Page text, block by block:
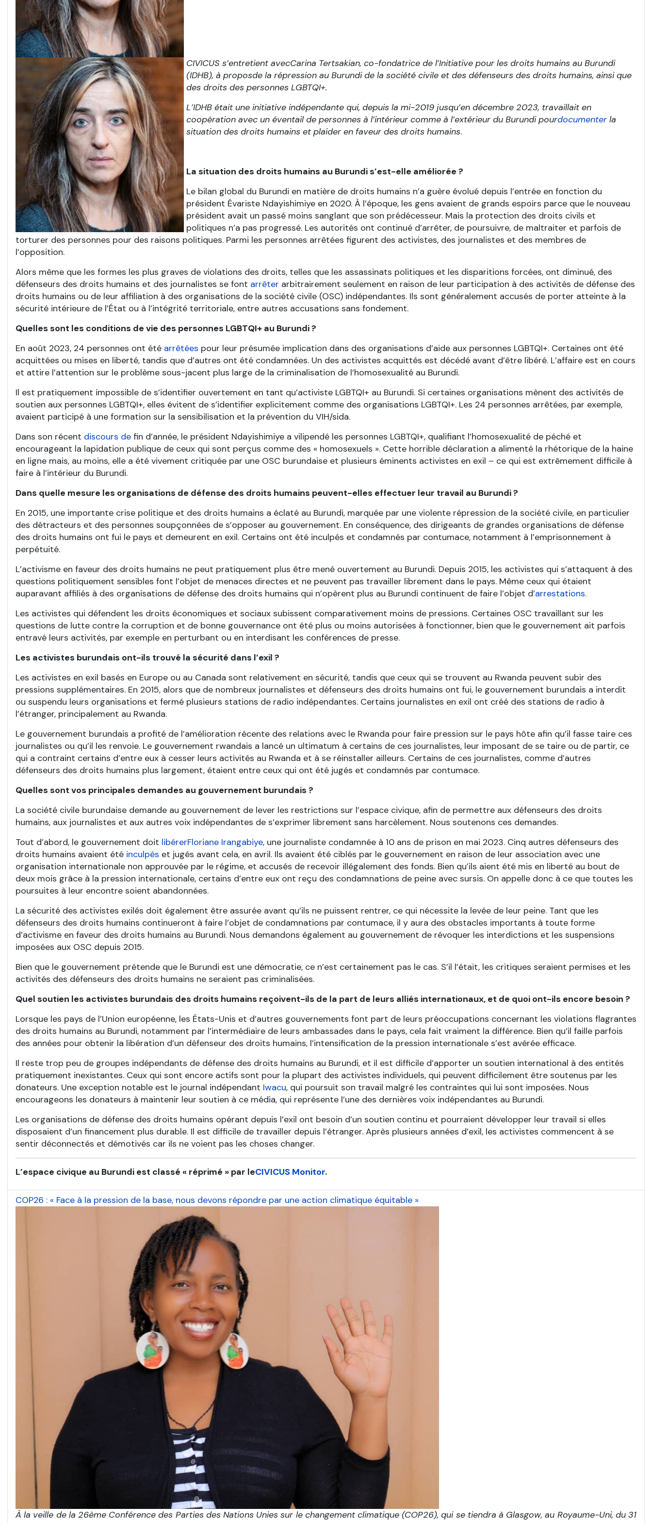
CIVICUS s’entretient avecCarina Tertsakian, co-fondatrice de l’Initiative pour les droits humains au Burundi
(IDHB), à proposde la répression au Burundi de la société civile et des défenseurs des droits humains, ainsi que
des droits des personnes LGBTQI+.
L’IDHB était une initiative indépendante qui, depuis la mi-2019 jusqu’en décembre 2023, travaillait en
coopération avec un éventail de personnes à l’intérieur comme à l’extérieur du Burundi pourdocumenter la
situation des droits humains et plaider en faveur des droits humains.
La situation des droits humains au Burundi s’est-elle améliorée ?
Le bilan global du Burundi en matière de droits humains n’a guère évolué depuis l’entrée en fonction du
président Évariste Ndayishimiye en 2020. À l’époque, les gens avaient de grands espoirs parce que le nouveau
président avait un passé moins sanglant que son prédécesseur. Mais la protection des droits civils et
politiques n’a pas progressé. Les autorités ont continué d’arrêter, de poursuivre, de maltraiter et parfois de
torturer des personnes pour des raisons politiques. Parmi les personnes arrêtées figurent des activistes, des journalistes et des membres de
l’opposition.
Alors même que les formes les plus graves de violations des droits, telles que les assassinats politiques et les disparitions forcées, ont diminué, des
défenseurs des droits humains et des journalistes se font arrêter arbitrairement seulement en raison de leur participation à des activités de défense des
droits humains ou de leur affiliation à des organisations de la société civile (OSC) indépendantes. Ils sont généralement accusés de porter atteinte à la
sécurité intérieure de l’État ou à l’intégrité territoriale, entre autres accusations sans fondement.
Quelles sont les conditions de vie des personnes LGBTQI+ au Burundi ?
En août 2023, 24 personnes ont été arrêtées pour leur présumée implication dans des organisations d’aide aux personnes LGBTQI+. Certaines ont été
acquittées ou mises en liberté, tandis que d’autres ont été condamnées. Un des activistes acquittés est décédé avant d’être libéré. L’affaire est en cours
et attire l’attention sur le problème sous-jacent plus large de la criminalisation de l’homosexualité au Burundi.
Il est pratiquement impossible de s’identifier ouvertement en tant qu’activiste LGBTQI+ au Burundi. Si certaines organisations mènent des activités de
soutien aux personnes LGBTQI+, elles évitent de s’identifier explicitement comme des organisations LGBTQI+. Les 24 personnes arrêtées, par exemple,
avaient participé à une formation sur la sensibilisation et la prévention du VIH/sida.
Dans son récent discours de fin d’année, le président Ndayishimiye a vilipendé les personnes LGBTQI+, qualifiant l’homosexualité de péché et
encourageant la lapidation publique de ceux qui sont perçus comme des « homosexuels ». Cette horrible déclaration a alimenté la rhétorique de la haine
en ligne mais, au moins, elle a été vivement critiquée par une OSC burundaise et plusieurs éminents activistes en exil – ce qui est extrêmement difficile à
faire à l’intérieur du Burundi.
Dans quelle mesure les organisations de défense des droits humains peuvent-elles effectuer leur travail au Burundi ?
En 2015, une importante crise politique et des droits humains a éclaté au Burundi, marquée par une violente répression de la société civile, en particulier
des détracteurs et des personnes soupçonnées de s’opposer au gouvernement. En conséquence, des dirigeants de grandes organisations de défense
des droits humains ont fui le pays et demeurent en exil. Certains ont été inculpés et condamnés par contumace, notamment à l’emprisonnement à
perpétuité.
L’activisme en faveur des droits humains ne peut pratiquement plus être mené ouvertement au Burundi. Depuis 2015, les activistes qui s’attaquent à des
questions politiquement sensibles font l’objet de menaces directes et ne peuvent pas travailler librement dans le pays. Même ceux qui étaient
auparavant affiliés à des organisations de défense des droits humains qui n’opèrent plus au Burundi continuent de faire l’objet d’arrestations.
Les activistes qui défendent les droits économiques et sociaux subissent comparativement moins de pressions. Certaines OSC travaillant sur les
questions de lutte contre la corruption et de bonne gouvernance ont été plus ou moins autorisées à fonctionner, bien que le gouvernement ait parfois
entravé leurs activités, par exemple en perturbant ou en interdisant les conférences de presse.
Les activistes burundais ont-ils trouvé la sécurité dans l’exil ?
Les activistes en exil basés en Europe ou au Canada sont relativement en sécurité, tandis que ceux qui se trouvent au Rwanda peuvent subir des
pressions supplémentaires. En 2015, alors que de nombreux journalistes et défenseurs des droits humains ont fui, le gouvernement burundais a interdit
ou suspendu leurs organisations et fermé plusieurs stations de radio indépendantes. Certains journalistes en exil ont créé des stations de radio à
l’étranger, principalement au Rwanda.
Le gouvernement burundais a profité de l’amélioration récente des relations avec le Rwanda pour faire pression sur le pays hôte afin qu’il fasse taire ces
journalistes ou qu’il les renvoie. Le gouvernement rwandais a lancé un ultimatum à certains de ces journalistes, leur imposant de se taire ou de partir, ce
qui a contraint certains d’entre eux à cesser leurs activités au Rwanda et à se réinstaller ailleurs. Certains de ces journalistes, comme d’autres
défenseurs des droits humains plus largement, étaient entre ceux qui ont été jugés et condamnés par contumace.
Quelles sont vos principales demandes au gouvernement burundais ?
La société civile burundaise demande au gouvernement de lever les restrictions sur l’espace civique, afin de permettre aux défenseurs des droits
humains, aux journalistes et aux autres voix indépendantes de s’exprimer librement sans harcèlement. Nous soutenons ces demandes.
Tout d’abord, le gouvernement doit libérerFloriane Irangabiye, une journaliste condamnée à 10 ans de prison en mai 2023. Cinq autres défenseurs des
droits humains avaient été inculpés et jugés avant cela, en avril. Ils avaient été ciblés par le gouvernement en raison de leur association avec une
organisation internationale non approuvée par le régime, et accusés de recevoir illégalement des fonds. Bien qu’ils aient été mis en liberté au bout de
deux mois grâce à la pression internationale, certains d’entre eux ont reçu des condamnations de peine avec sursis. On appelle donc à ce que toutes les
poursuites à leur encontre soient abandonnées.
La sécurité des activistes exilés doit également être assurée avant qu’ils ne puissent rentrer, ce qui nécessite la levée de leur peine. Tant que les
défenseurs des droits humains continueront à faire l’objet de condamnations par contumace, il y aura des obstacles importants à toute forme
d’activisme en faveur des droits humains au Burundi. Nous demandons également au gouvernement de révoquer les interdictions et les suspensions
imposées aux OSC depuis 2015.
Bien que le gouvernement prétende que le Burundi est une démocratie, ce n’est certainement pas le cas. S’il l’était, les critiques seraient permises et les
activités des défenseurs des droits humains ne seraient pas criminalisées.
Quel soutien les activistes burundais des droits humains reçoivent-ils de la part de leurs alliés internationaux, et de quoi ont-ils encore besoin ?
Lorsque les pays de l’Union européenne, les États-Unis et d’autres gouvernements font part de leurs préoccupations concernant les violations flagrantes
des droits humains au Burundi, notamment par l’intermédiaire de leurs ambassades dans le pays, cela fait vraiment la différence. Bien qu’il faille parfois
des années pour obtenir la libération d’un défenseur des droits humains, l’intensification de la pression internationale s’est avérée efficace.
Il reste trop peu de groupes indépendants de défense des droits humains au Burundi, et il est difficile d’apporter un soutien international à des entités
pratiquement inexistantes. Ceux qui sont encore actifs sont pour la plupart des activistes individuels, qui peuvent difficilement être soutenus par les
donateurs. Une exception notable est le journal indépendant Iwacu, qui poursuit son travail malgré les contraintes qui lui sont imposées. Nous
encourageons les donateurs à maintenir leur soutien à ce média, qui représente l’une des dernières voix indépendantes au Burundi.
Les organisations de défense des droits humains opérant depuis l’exil ont besoin d’un soutien continu et pourraient développer leur travail si elles
disposaient d’un financement plus durable. Il est difficile de travailler depuis l’étranger. Après plusieurs années d’exil, les activistes commencent à se
sentir déconnectés et démotivés car ils ne voient pas les choses changer.
L’espace civique au Burundi est classé « réprimé » par leCIVICUS Monitor.
COP26 : « Face à la pression de la base, nous devons répondre par une action climatique équitable »
À la veille de la 26ème Conférence des Parties des Nations Unies sur le changement climatique (COP26), qui se tiendra à Glasgow, au Royaume-Uni, du 31